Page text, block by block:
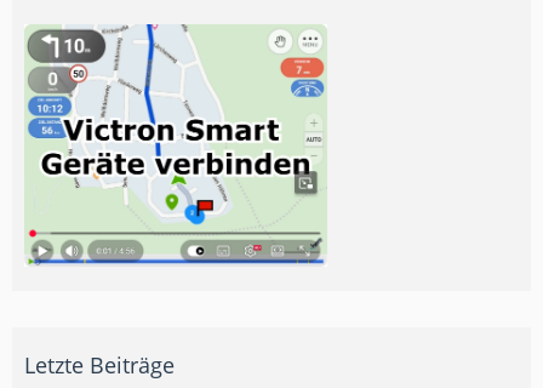
Letzte Beiträge